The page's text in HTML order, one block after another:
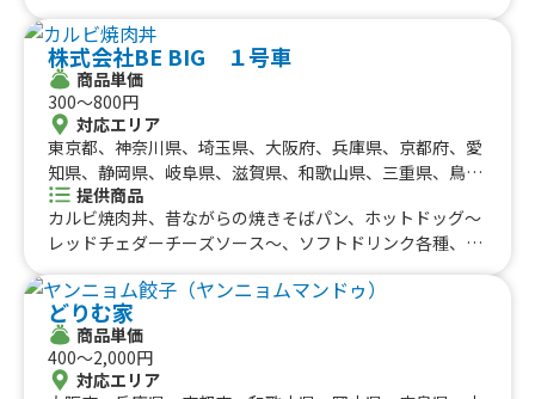
み揚げピザサンド、芋屋が作る本気のさつまいもかき氷、
自家製シロップのふわふわかき氷 岡山白桃、自家製シロ
ップのふわふわかき氷 いちご、自家製シロップのふわふ
わかき氷 マンゴー、包み揚げピザ マルゲリータ、包み
揚げピザ スパイシーメキシカン、包み揚げピザ はちみ
つチーズ、冷やし焼き芋 金蜜芋 輪切り(40g〜50g)、幻
のさつまいもラテ ICE、幻のさつまいもラテ HOT
株式会社BE BIG １号車
商品単価
300〜800円
対応エリア
東京都、神奈川県、埼玉県、大阪府、兵庫県、京都府、愛
知県、静岡県、岐阜県、滋賀県、和歌山県、三重県、鳥取
県、島根県、岡山県、広島県、徳島県、香川県、愛媛県、
高知県
提供商品
カルビ焼肉丼、昔ながらの焼きそばパン、ホットドッグ〜
レッドチェダーチーズソース〜、ソフトドリンク各種、フ
ルコール類、昔ながらの屋台ラーメン、スパイシーカレ
ー、炙りロース串、じゃんぼ焼き鳥、大盛り焼きそば、炙
りハーブフランク、みたらし団子、肉巻きおにぎり、にん
にく醤油から揚げ、霜降り牛串、大阪名物 揚げたこ焼
き、ロングポテト
どりむ家
商品単価
400〜2,000円
対応エリア